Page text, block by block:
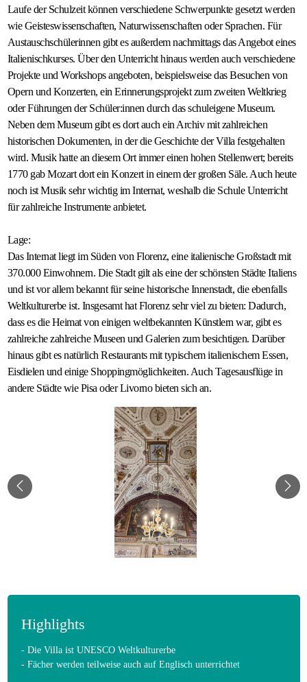
Laufe der Schulzeit können verschiedene Schwerpunkte gesetzt werden
wie Geisteswissenschaften, Naturwissenschaften oder Sprachen. Für
Austauschschülerinnen gibt es außerdem nachmittags das Angebot eines
Italienischkurses. Über den Unterricht hinaus werden auch verschiedene
Projekte und Workshops angeboten, beispielsweise das Besuchen von
Opern und Konzerten, ein Erinnerungsprojekt zum zweiten Weltkrieg
oder Führungen der Schüler:innen durch das schuleigene Museum.
Neben dem Museum gibt es dort auch ein Archiv mit zahlreichen
historischen Dokumenten, in der die Geschichte der Villa festgehalten
wird. Musik hatte an diesem Ort immer einen hohen Stellenwert; bereits
1770 gab Mozart dort ein Konzert in einem der großen Säle. Auch heute
noch ist Musik sehr wichtig im Internat, weshalb die Schule Unterricht
für zahlreiche Instrumente anbietet.
Lage:
Das Internat liegt im Süden von Florenz, eine italienische Großstadt mit
370.000 Einwohnern. Die Stadt gilt als eine der schönsten Städte Italiens
und ist vor allem bekannt für seine historische Innenstadt, die ebenfalls
Weltkulturerbe ist. Insgesamt hat Florenz sehr viel zu bieten: Dadurch,
dass es die Heimat von einigen weltbekannten Künstlern war, gibt es
zahlreiche zahlreiche Museen und Galerien zum besichtigen. Darüber
hinaus gibt es natürlich Restaurants mit typischem italienischem Essen,
Eisdielen und einige Shoppingmöglichkeiten. Auch Tagesausflüge in
andere Städte wie Pisa oder Livorno bieten sich an.
Highlights
- Die Villa ist UNESCO Weltkulturerbe
- Fächer werden teilweise auch auf Englisch unterrichtet